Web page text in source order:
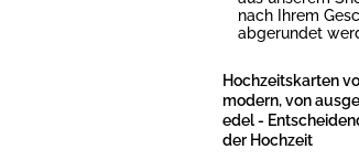
nach Ihrem
abgerundet
Hochzeitskarten
modern, von
edel -
der Hochzeit